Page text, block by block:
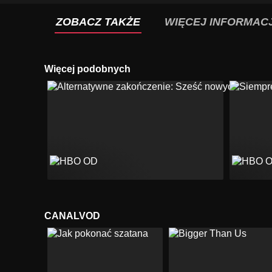
ZOBACZ TAKŻE WIĘCEJ
Więcej podobnych
CANALVOD